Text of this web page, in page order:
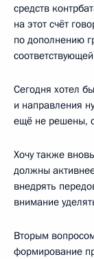
средств
на этот счёт
по дополнению
Сегодня хотел
и направления
ещё не решены,
Хочу также
должны
внедрять
внимание
Вторым
формирование